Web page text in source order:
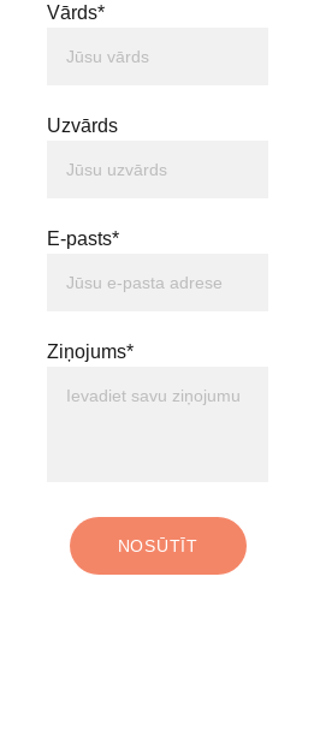
Vārds*
Uzvārds
E-pasts*
Ziņojums*
NOSŪTĪT